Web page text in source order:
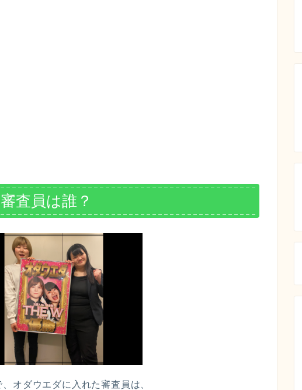
査員は誰？
オダウエダに入れた審査員は、